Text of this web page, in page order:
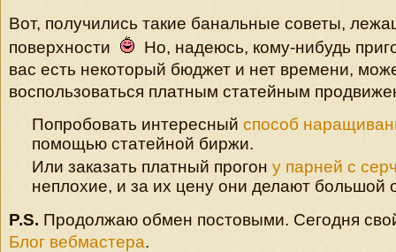
Вот, получились такие банальные советы,
поверхности
Но, надеюсь, кому-нибудь
вас есть некоторый бюджет и нет времени,
воспользоваться платным статейным
Попробовать интересный способ
помощью статейной биржи.
Или заказать платный прогон у парней с
неплохие, и за их цену они делают большой
P.S. Продолжаю обмен постовыми. Сегодня
Блог вебмастера.